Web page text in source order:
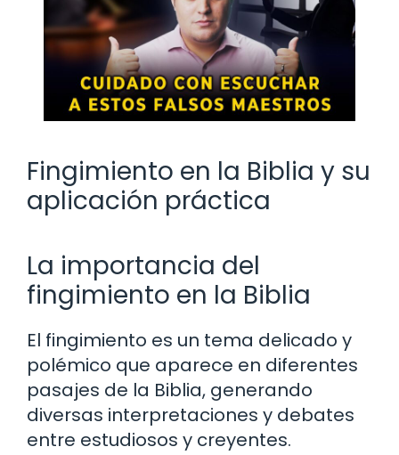
Fingimiento en la Biblia y su
aplicación práctica
La importancia del
fingimiento en la Biblia
El fingimiento es un tema delicado y
polémico que aparece en diferentes
pasajes de la Biblia, generando
diversas interpretaciones y debates
entre estudiosos y creyentes.